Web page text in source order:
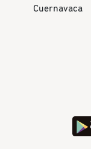
Cuernavaca